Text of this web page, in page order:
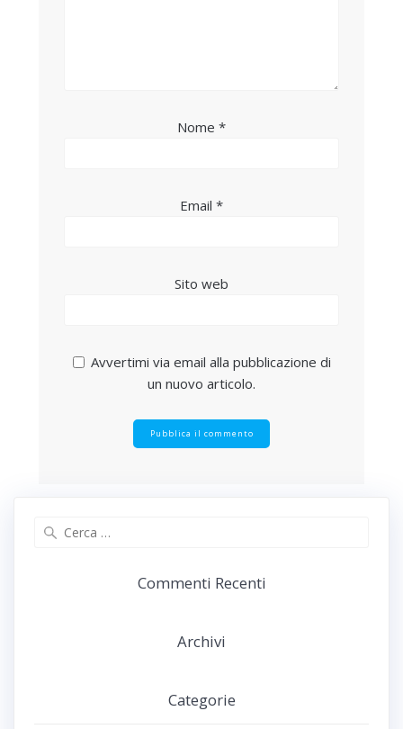
Nome *
Email *
Sito web
Avvertimi via email alla pubblicazione di
un nuovo articolo.
Commenti Recenti
Archivi
Categorie